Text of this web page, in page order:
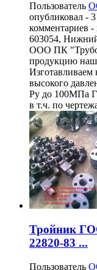
Пользователь
опубликовал -
комментариев -
603054,
ООО ПК
продукцию
Изготавливаем
высокого
Ру до 100МПа
в т.ч. по
Тройник
22820-83 ...
Пользователь